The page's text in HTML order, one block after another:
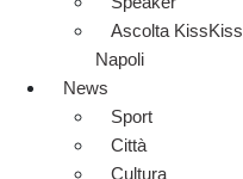
Ascolta KissKiss
Napoli
News
Sport
Città
Cultura